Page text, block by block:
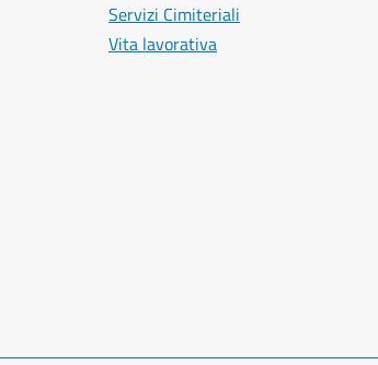
Servizi Cimiteriali
Vita lavorativa